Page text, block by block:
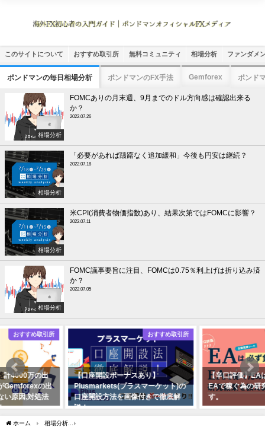
このサイトについて おすすめ取引所 無料コミュニティ 相場分析 ファンダメ
ポンドマンの毎日相場分析 ポンドマンのFX手法 Gemforex ポンド
相場分析
FOMCありの月末週、9月までのドル方向感は確認出来る
か？
2022.07.26
相場分析
「必要があれば躊躇なく追加緩和」今後も円安は継続？
2022.07.18
相場分析
米CPI(消費者物価指数)あり、結果次第ではFOMCに影響？
2022.07.11
相場分析
FOMC議事要旨に注目、FOMCは0.75％利上げは折り込み済
か？
2022.07.05
おすすめ取引所
【口座開設ボーナスあり】
Plusmarkets(プラスマーケット)の
口座開設方法を画像付きで徹底解
説！
2021年10月18日
【辛口評価】EAは必ず負ける？！
EAで稼ぐ為の研究結果を教えま
す。
ホーム 相場分析